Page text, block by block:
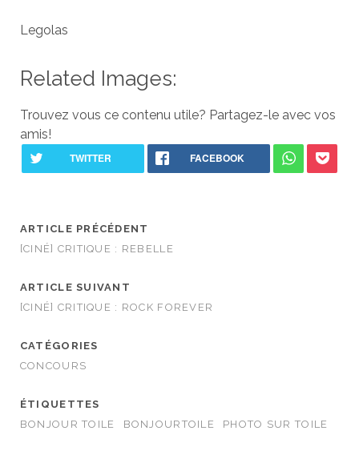
Legolas
Related Images:
Trouvez vous ce contenu utile? Partagez-le avec vos
amis!
ARTICLE PRÉCÉDENT
[CINÉ] CRITIQUE : REBELLE
ARTICLE SUIVANT
[CINÉ] CRITIQUE : ROCK FOREVER
CATÉGORIES
CONCOURS
ÉTIQUETTES
BONJOUR TOILE
BONJOURTOILE PHOTO SUR TOILE